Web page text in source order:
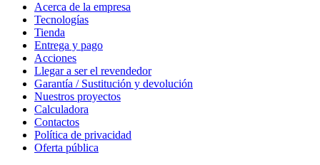
Acerca de la empresa
Tecnologías
Tienda
Entrega y pago
Acciones
Llegar a ser el revendedor
Garantía / Sustitución y devolución
Nuestros proyectos
Calculadora
Contactos
Política de privacidad
Oferta pública